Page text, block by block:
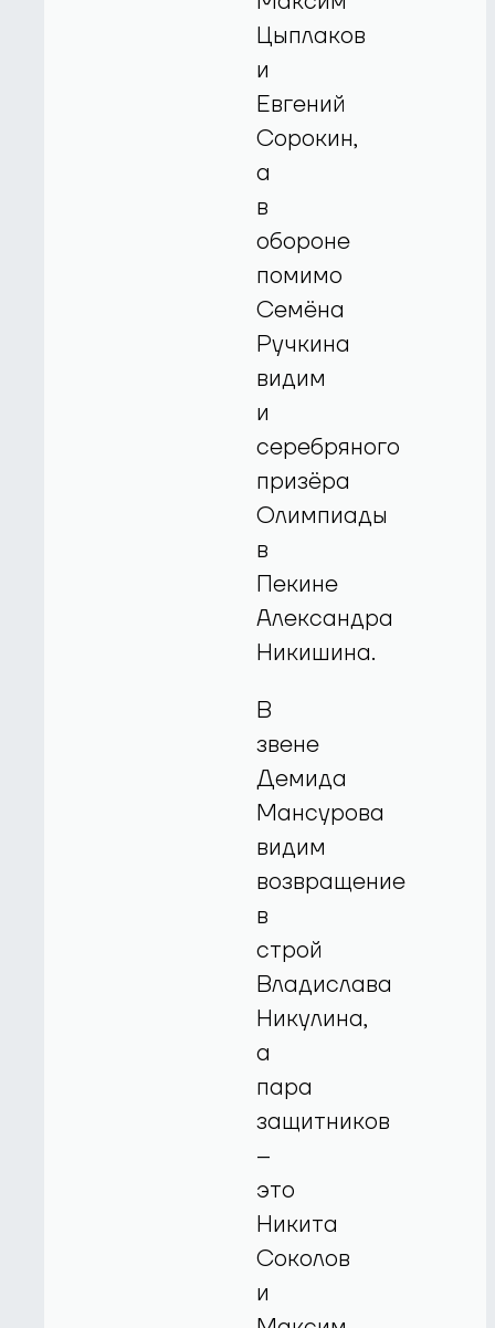
Цыплаков
и
Евгений
Сорокин,
а
в
обороне
помимо
Семёна
Ручкина
видим
и
серебряного
призёра
Олимпиады
в
Пекине
Александра
Никишина.
В
звене
Демида
Мансурова
видим
возвращение
в
строй
Владислава
Никулина,
а
пара
защитников
–
это
Никита
Соколов
и